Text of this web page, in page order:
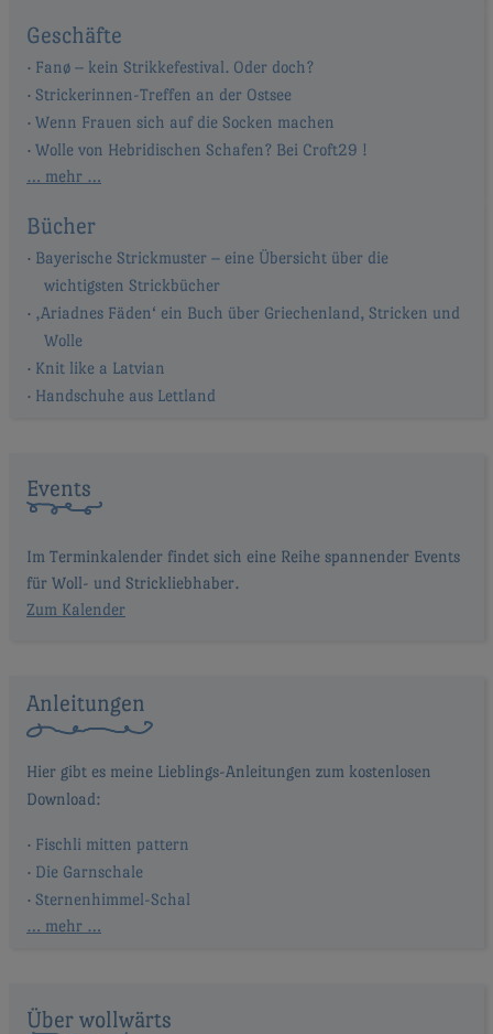
Geschäfte
Fanø – kein Strikkefestival. Oder doch?
Strickerinnen-Treffen an der Ostsee
Wenn Frauen sich auf die Socken machen
Wolle von Hebridischen Schafen? Bei Croft29 !
… mehr …
Bücher
Bayerische Strickmuster – eine Übersicht über die
wichtigsten Strickbücher
‚Ariadnes Fäden‘ ein Buch über Griechenland, Stricken und
Wolle
Knit like a Latvian
Handschuhe aus Lettland
Events
Im Terminkalender findet sich eine Reihe spannender Events
für Woll- und Strickliebhaber.
Zum Kalender
Anleitungen
Fischli mitten pattern
Die Garnschale
Sternenhimmel-Schal
… mehr …
Über wollwärts